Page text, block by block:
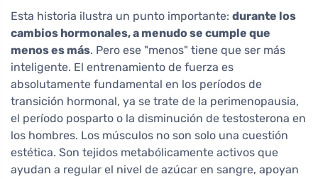
Esta historia ilustra un punto importante: durante los
cambios hormonales, a menudo se cumple que
menos es más. Pero ese "menos" tiene que ser más
inteligente. El entrenamiento de fuerza es
absolutamente fundamental en los períodos de
transición hormonal, ya se trate de la perimenopausia,
el período posparto o la disminución de testosterona en
los hombres. Los músculos no son solo una cuestión
estética. Son tejidos metabólicamente activos que
ayudan a regular el nivel de azúcar en sangre, apoyan